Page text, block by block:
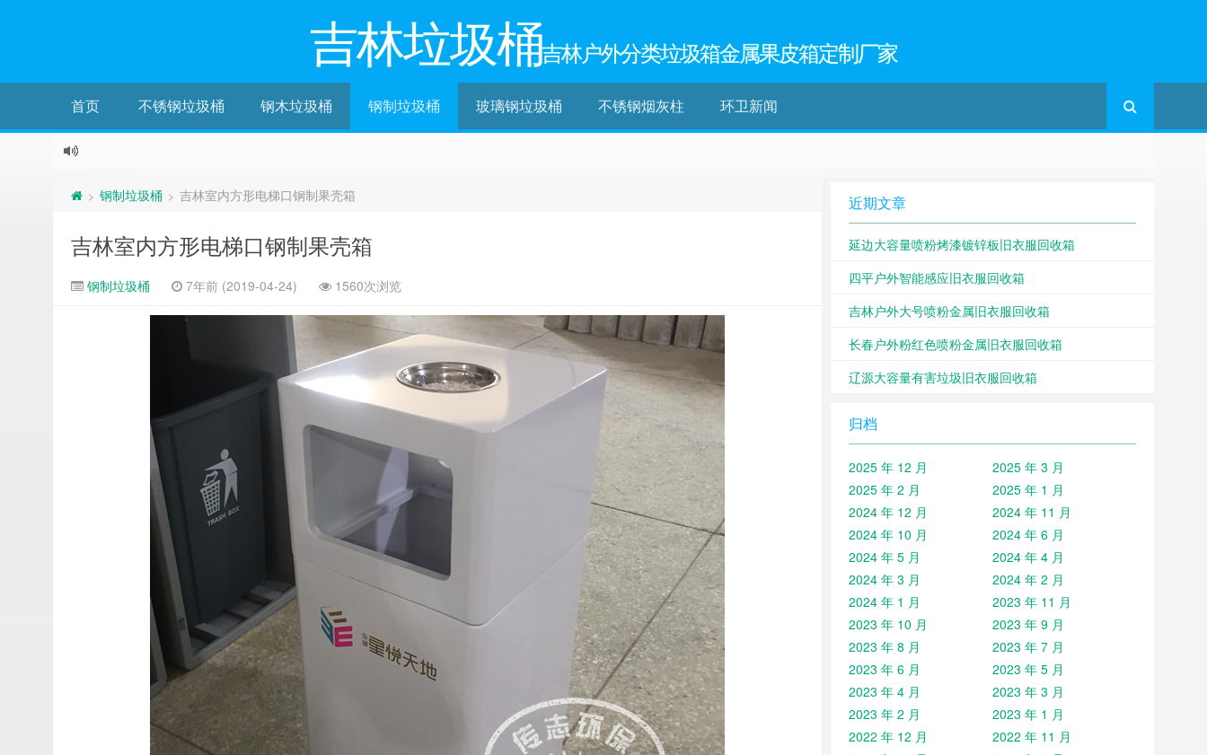
吉林垃圾桶吉林户外分类垃圾箱金属果皮箱定制厂家
首页 不锈钢垃圾桶 钢木垃圾桶 钢制垃圾桶 玻璃钢垃圾桶 不锈钢烟灰柱 环卫新闻
> 钢制垃圾桶 > 吉林室内方形电梯口钢制果壳箱
吉林室内方形电梯口钢制果壳箱
钢制垃圾桶 7年前 (2019-04-24) 1560次浏览
近期文章
延边大容量喷粉烤漆镀锌板旧衣服回收箱
四平户外智能感应旧衣服回收箱
吉林户外大号喷粉金属旧衣服回收箱
长春户外粉红色喷粉金属旧衣服回收箱
辽源大容量有害垃圾旧衣服回收箱
归档
2025 年 12 月
2025 年 3 月
2025 年 2 月
2025 年 1 月
2024 年 12 月
2024 年 11 月
2024 年 10 月
2024 年 6 月
2024 年 5 月
2024 年 4 月
2024 年 3 月
2024 年 2 月
2024 年 1 月
2023 年 11 月
2023 年 10 月
2023 年 9 月
2023 年 8 月
2023 年 7 月
2023 年 6 月
2023 年 5 月
2023 年 4 月
2023 年 3 月
2023 年 2 月
2023 年 1 月
2022 年 12 月
2022 年 11 月